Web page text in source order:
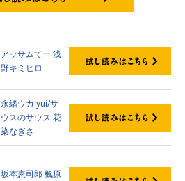
アッサムてー 浅
野キミヒロ
永緒ウカ yui/サ
ウスのサウス 花
染なぎさ
坂本憲司郎楓原